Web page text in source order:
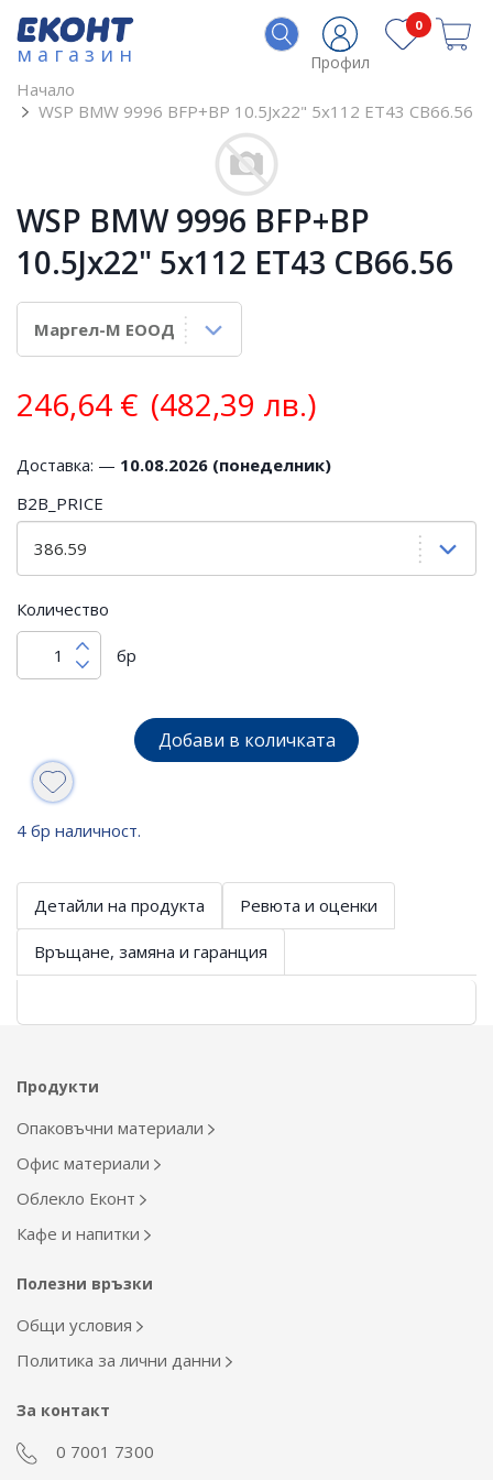
магазин Профил
0
Начало
WSP BMW 9996 BFP+BP 10.5Jx22" 5x112 ET43 CB66.56
WSP BMW 9996 BFP+BP
10.5Jx22" 5x112 ET43 CB66.56
246,64 € (482,39 лв.)
Доставка: — 10.08.2026 (понеделник)
B2B_PRICE
Количество
бр
Добави в количката
4 бр наличност.
Детайли на продукта Ревюта и оценки
Връщане, замяна и гаранция
Продукти
Опаковъчни материали
Офис материали
Облекло Еконт
Кафе и напитки
Полезни връзки
Общи условия
Политика за лични данни
За контакт
0 7001 7300